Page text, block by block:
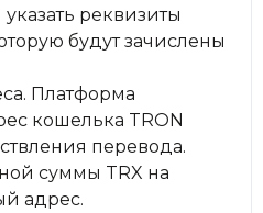
реквизиты
будут зачислены
Платформа
кошелька TRON
перевода.
суммы TRX на
адрес.